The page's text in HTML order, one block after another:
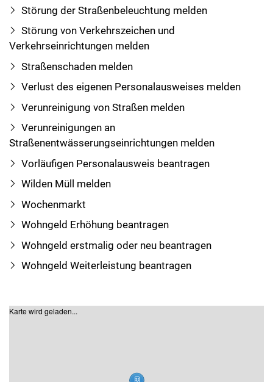
Störung der Straßenbeleuchtung melden
Störung von Verkehrszeichen und
Verkehrseinrichtungen melden
Straßenschaden melden
Verlust des eigenen Personalausweises melden
Verunreinigung von Straßen melden
Verunreinigungen an
Straßenentwässerungseinrichtungen melden
Vorläufigen Personalausweis beantragen
Wilden Müll melden
Wochenmarkt
Wohngeld Erhöhung beantragen
Wohngeld erstmalig oder neu beantragen
Wohngeld Weiterleistung beantragen
Karte wird geladen...